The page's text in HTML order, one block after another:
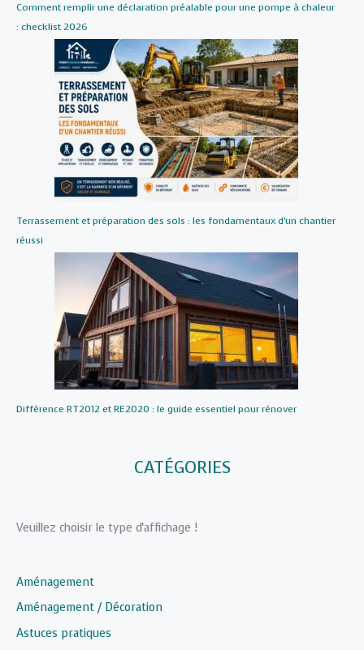
Comment remplir une déclaration préalable pour une pompe à chaleur
: checklist 2026
Terrassement et préparation des sols : les fondamentaux d’un chantier
réussi
Différence RT2012 et RE2020 : le guide essentiel pour rénover
CATÉGORIES
Veuillez choisir le type d'affichage !
Aménagement
Aménagement / Décoration
Astuces pratiques